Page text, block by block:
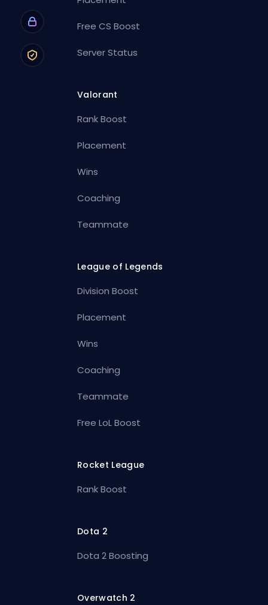
Free CS Boost
Server Status
Valorant
Rank Boost
Placement
Wins
Coaching
Teammate
League of Legends
Division Boost
Placement
Wins
Coaching
Teammate
Free LoL Boost
Rocket League
Rank Boost
Dota 2
Dota 2 Boosting
Overwatch 2